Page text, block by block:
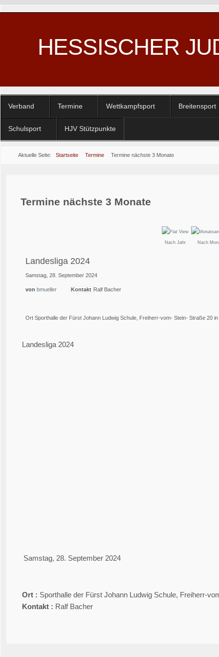
HESSISCHER
Verband Termine Wettkampfsport Breitensport
Schulsport HJV Stützpunkte
Aktuelle Seite: Startseite Termine Termine nächste 3 Monate
Termine nächste 3 Monate
Nach Jahr Nach
Landesliga 2024
Samstag, 28. September 2024
von bmueller Kontakt Ralf Bacher
Ort Sporthalle der Fürst Johann Ludwig Schule, Freiherr-vom- Stein- Straße 20
Landesliga 2024
Samstag, 28. September 2024
Ort : Sporthalle der Fürst Johann Ludwig Schule, Freiherr-
Kontakt : Ralf Bacher